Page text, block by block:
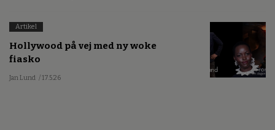
Artikel
Hollywood på vej med ny woke
fiasko
Jan Lund / 17.5.26